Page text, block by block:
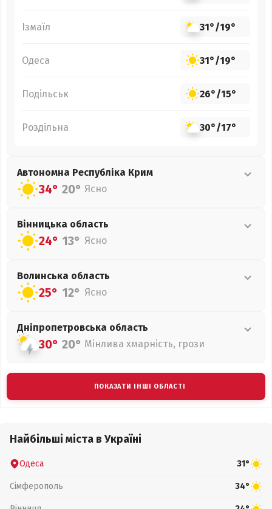
Ізмаїл 31°/19°
Одеса 31°/19°
Подільськ 26°/15°
Роздільна 30°/17°
Автономна Республіка Крим
34° 20° Ясно
Вінницька область
24° 13° Ясно
Волинська область
25° 12° Ясно
Дніпропетровська область
30° 20° Мінлива хмарність, грози
ПОКАЗАТИ ІНШІ ОБЛАСТІ
Найбільші міста в Україні
Одеса 31°
Сімферополь 34°